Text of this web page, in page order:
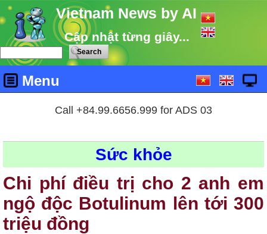
Vietnam News by AI
Cập nhật từng giây...
Menu
Call +84.99.6656.999 for ADS 03
Sức khỏe
Chi phí điều trị cho 2 anh em
ngộ độc Botulinum lên tới 300
triệu đồng